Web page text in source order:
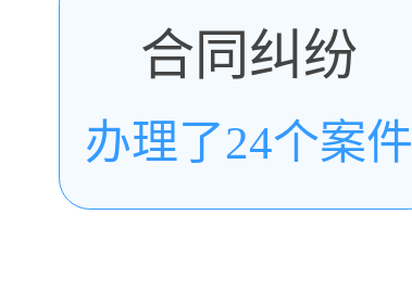
合同纠纷
办理了24个案件